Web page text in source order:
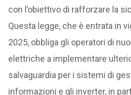
con l’obiettivo di rafforzare la
Questa legge, che è entrata in
2025, obbliga gli operatori di
elettriche a implementare
salvaguardia per i sistemi di
informazioni e gli inverter, in